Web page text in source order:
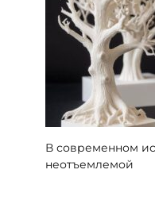
В современном
неотъемлемой